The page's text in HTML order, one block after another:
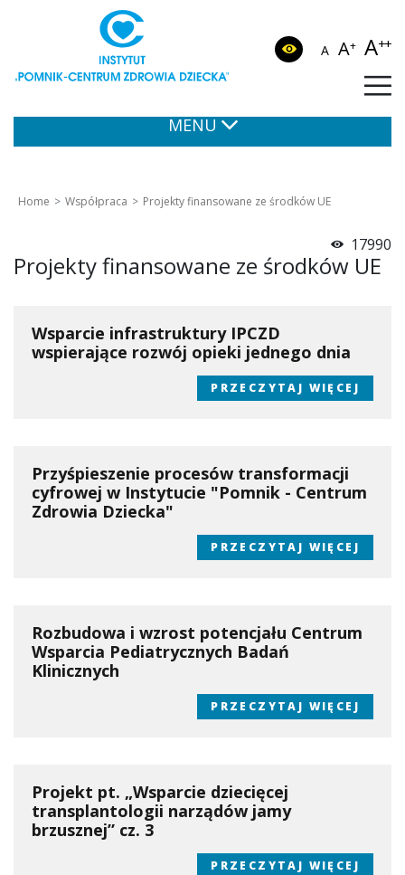
A A+ A++
MENU
Home Współpraca Projekty finansowane ze środków UE
17990
Projekty finansowane ze środków UE
Wsparcie infrastruktury IPCZD
wspierające rozwój opieki jednego dnia
PRZECZYTAJ WIĘCEJ
Przyśpieszenie procesów transformacji
cyfrowej w Instytucie "Pomnik - Centrum
Zdrowia Dziecka"
PRZECZYTAJ WIĘCEJ
Rozbudowa i wzrost potencjału Centrum
Wsparcia Pediatrycznych Badań
Klinicznych
PRZECZYTAJ WIĘCEJ
Projekt pt. „Wsparcie dziecięcej
transplantologii narządów jamy
brzusznej” cz. 3
PRZECZYTAJ WIĘCEJ